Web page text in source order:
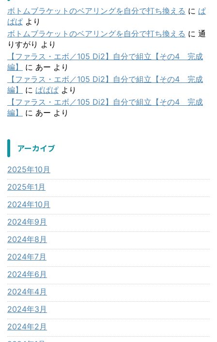
ボトムブラケットのベアリングを自分で打ち換える に ぱ
ぱぱ より
ボトムブラケットのベアリングを自分で打ち換える に 通
りすがり より
【ファラス・エボ／105 Di2】自分で組立【その4 完成
編】
に あー より
【ファラス・エボ／105 Di2】自分で組立【その4 完成
編】
に ぱぱぱ より
【ファラス・エボ／105 Di2】自分で組立【その4 完成
編】
に あー より
アーカイブ
2025年10月
2025年1月
2024年10月
2024年9月
2024年8月
2024年7月
2024年6月
2024年4月
2024年3月
2024年2月